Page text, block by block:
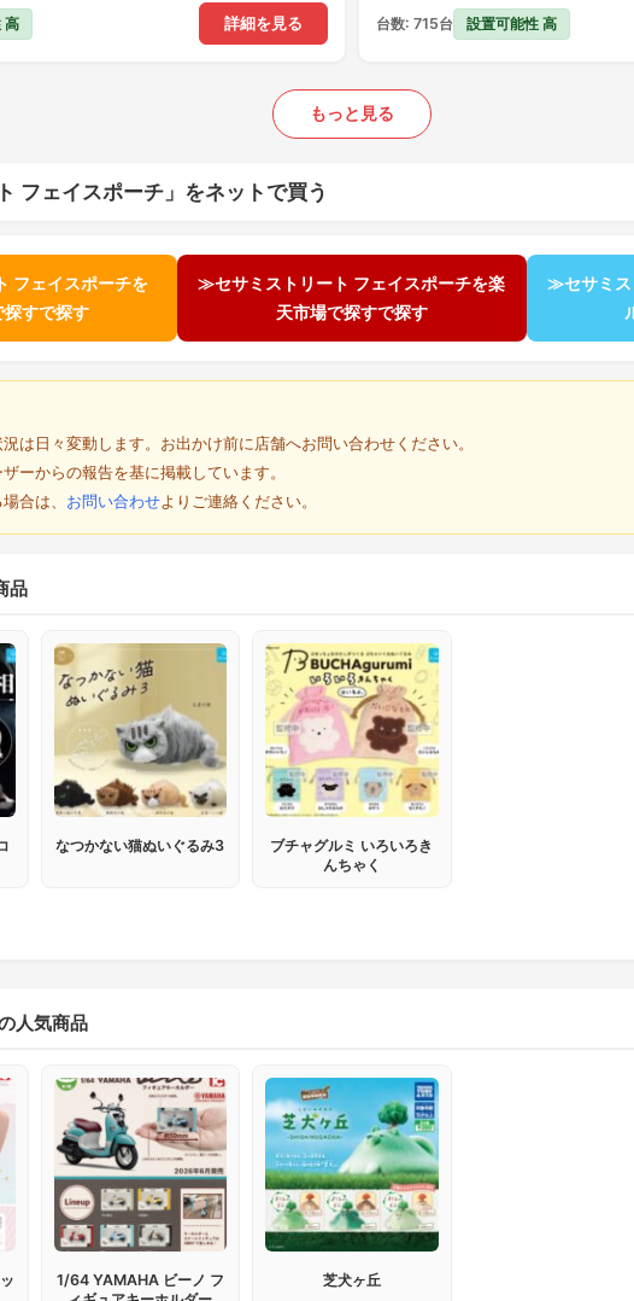
詳細を見る
高 台数: 715台 設置可能性 高
もっと見る
フェイスポーチ」をネットで買う
フェイスポーチを
すで探す
≫セサミストリート フェイスポーチを楽
天市場で探すで探す
≫セサミス
は日々変動します。お出かけ前に店舗へお問い合わせください。
ーからの報告を基に掲載しています。
合は、 お問い合わせよりご連絡ください。
品
なつかない猫ぬいぐるみ3
ブチャグルミ いろいろき
んちゃく
人気商品
1/64 YAMAHA ビーノ フ
芝犬ヶ丘